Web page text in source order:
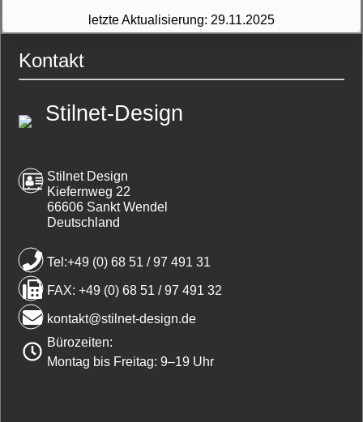
letzte Aktualisierung: 29.11.2025
Kontakt
Stilnet-Design
Stilnet Design
Kiefernweg 22
66606 Sankt Wendel
Deutschland
Tel:+49 (0) 68 51 / 97 491 31
FAX: +49 (0) 68 51 / 97 491 32
kontakt@stilnet-design.de
Bürozeiten:
Montag bis Freitag: 9–19 Uhr